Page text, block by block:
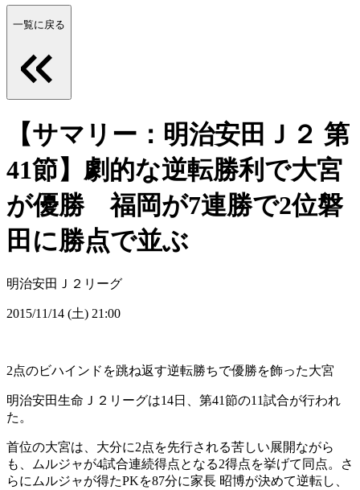
一覧に戻る
【サマリー：明治安田Ｊ２ 第
41節】劇的な逆転勝利で大宮
が優勝 福岡が7連勝で2位磐
田に勝点で並ぶ
明治安田Ｊ２リーグ
2015/11/14 (土) 21:00
2点のビハインドを跳ね返す逆転勝ちで優勝を飾った大宮
明治安田生命Ｊ２リーグは14日、第41節の11試合が行われ
た。
首位の大宮は、大分に2点を先行される苦しい展開ながら
も、ムルジャが4試合連続得点となる2得点を挙げて同点。さ
らにムルジャが得たPKを87分に家長 昭博が決めて逆転し、